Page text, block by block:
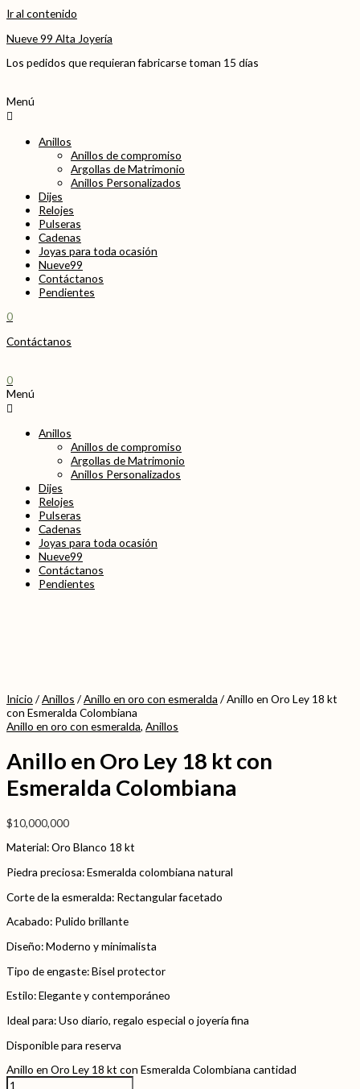
Ir al contenido
Nueve 99 Alta Joyería
Los pedidos que requieran fabricarse toman 15 días
Menú
Anillos
Anillos de compromiso
Argollas de Matrimonio
Anillos Personalizados
Dijes
Relojes
Pulseras
Cadenas
Joyas para toda ocasión
Nueve99
Contáctanos
Pendientes
0
Contáctanos
0
Menú
Anillos
Anillos de compromiso
Argollas de Matrimonio
Anillos Personalizados
Dijes
Relojes
Pulseras
Cadenas
Joyas para toda ocasión
Nueve99
Contáctanos
Pendientes
Inicio /Anillos /Anillo en oro con esmeralda / Anillo en Oro Ley 18 kt
con Esmeralda Colombiana
Anillo en oro con esmeralda, Anillos
Anillo en Oro Ley 18 kt con
Esmeralda Colombiana
$10,000,000
Material: Oro Blanco 18 kt
Piedra preciosa: Esmeralda colombiana natural
Corte de la esmeralda: Rectangular facetado
Acabado: Pulido brillante
Diseño: Moderno y minimalista
Tipo de engaste: Bisel protector
Estilo: Elegante y contemporáneo
Ideal para: Uso diario, regalo especial o joyería fina
Disponible para reserva
Anillo en Oro Ley 18 kt con Esmeralda Colombiana cantidad